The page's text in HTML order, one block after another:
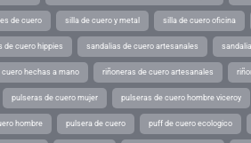
de cuero silla de cuero y metal silla de cuero oficina
de cuero hippies sandalias de cuero artesanales
cuero hechas a mano riñoneras de cuero artesanales
pulseras de cuero mujer pulseras de cuero hombre viceroy
hombre pulsera de cuero puff de cuero ecologico